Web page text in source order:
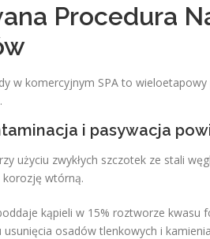
Procedura
w komercyjnym SPA to
i pasywacja
użyciu zwykłych szczotek ze stali
wtórną.
kąpieli w 15% roztworze
osadów tlenkowych i